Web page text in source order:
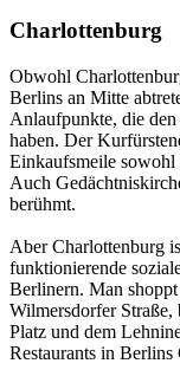
Charlottenburg
Obwohl
Berlins an Mitte
Anlaufpunkte, die
haben. Der
Einkaufsmeile sowohl
Auch
berühmt.
Aber Charlottenburg
funktionierende
Berlinern. Man
Wilmersdorfer
Platz und dem
Restaurants in